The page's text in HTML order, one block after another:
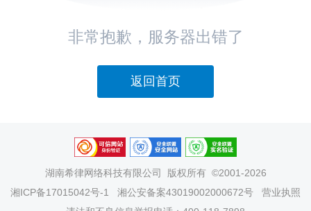
非常抱歉，服务器出错了
返回首页
湖南希律网络科技有限公司
版权所有 ©2001-2026
湘ICP备17015042号-1
湘公安备案43019002000672号
营业执照